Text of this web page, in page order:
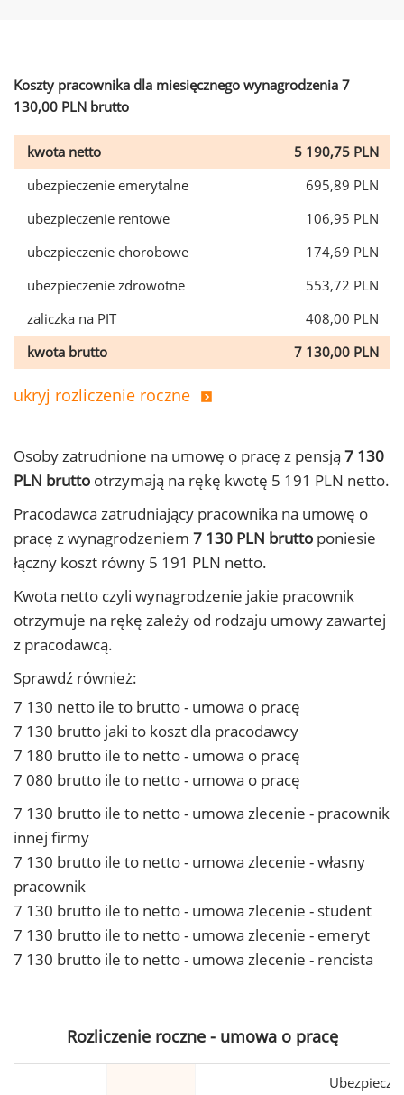
Koszty pracownika dla miesięcznego wynagrodzenia 7
130,00 PLN brutto
kwota netto
5 190,75 PLN
ubezpieczenie emerytalne
695,89 PLN
ubezpieczenie rentowe
106,95 PLN
ubezpieczenie chorobowe
174,69 PLN
ubezpieczenie zdrowotne
553,72 PLN
zaliczka na PIT
408,00 PLN
kwota brutto
7 130,00 PLN
ukryj rozliczenie roczne
Osoby zatrudnione na umowę o pracę z pensją 7 130
PLN brutto otrzymają na rękę kwotę 5 191 PLN netto.
Pracodawca zatrudniający pracownika na umowę o
pracę z wynagrodzeniem 7 130 PLN brutto poniesie
łączny koszt równy 5 191 PLN netto.
Kwota netto czyli wynagrodzenie jakie pracownik
otrzymuje na rękę zależy od rodzaju umowy zawartej
z pracodawcą.
Sprawdź również:
7 130 netto ile to brutto - umowa o pracę
7 130 brutto jaki to koszt dla pracodawcy
7 180 brutto ile to netto - umowa o pracę
7 080 brutto ile to netto - umowa o pracę
7 130 brutto ile to netto - umowa zlecenie - pracownik
innej firmy
7 130 brutto ile to netto - umowa zlecenie - własny
pracownik
7 130 brutto ile to netto - umowa zlecenie - student
7 130 brutto ile to netto - umowa zlecenie - emeryt
7 130 brutto ile to netto - umowa zlecenie - rencista
Rozliczenie roczne - umowa o pracę